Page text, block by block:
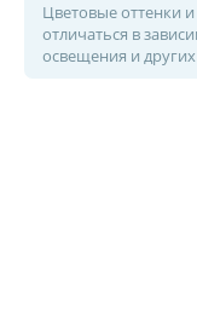
Цветовые оттенки
отличаться в
освещения и